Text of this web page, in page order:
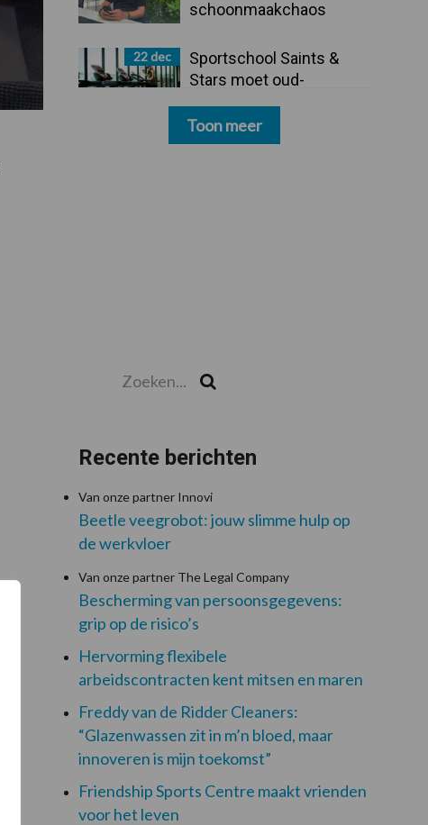
schoonmaakchaos
22 dec
Sportschool Saints &
Stars moet oud-
betalen
Toon meer
Recente berichten
Van onze partner Innovi
Beetle veegrobot: jouw slimme hulp op
de werkvloer
Van onze partner The Legal Company
Bescherming van persoonsgegevens:
grip op de risico’s
Hervorming flexibele
arbeidscontracten kent mitsen en maren
Freddy van de Ridder Cleaners:
“Glazenwassen zit in m’n bloed, maar
innoveren is mijn toekomst”
Friendship Sports Centre maakt vrienden
voor het leven